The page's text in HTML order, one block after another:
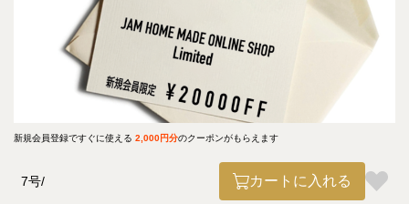
新規会員登録ですぐに使える 2,000円分のクーポンがもらえます
7号 カートに入れる